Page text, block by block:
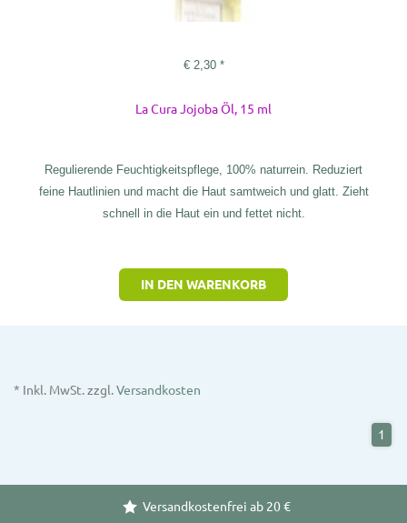
€2,30 *
La Cura Jojoba Öl, 15 ml
Regulierende Feuchtigkeitspflege, 100% naturrein. Reduziert
feine Hautlinien und macht die Haut samtweich und glatt. Zieht
schnell in die Haut ein und fettet nicht.
IN DEN WARENKORB
* Inkl. MwSt. zzgl.Versandkosten
1
Versandkostenfrei ab 20 €